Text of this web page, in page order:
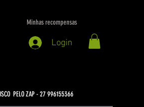
Minhas recompensas
Login
PELO ZAP - 27 996155366